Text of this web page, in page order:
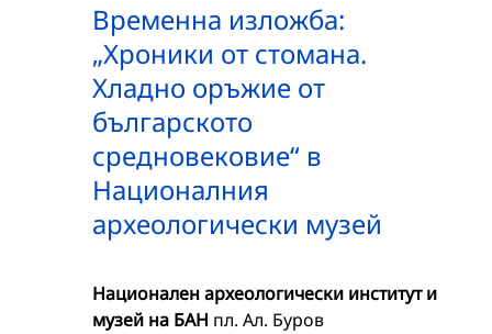
Временна изложба:
„Хроники от стомана.
Хладно оръжие от
българското
средновековие“ в
Националния
археологически музей
Национален археологически институт и
музей на БАН пл. Ал. Буров